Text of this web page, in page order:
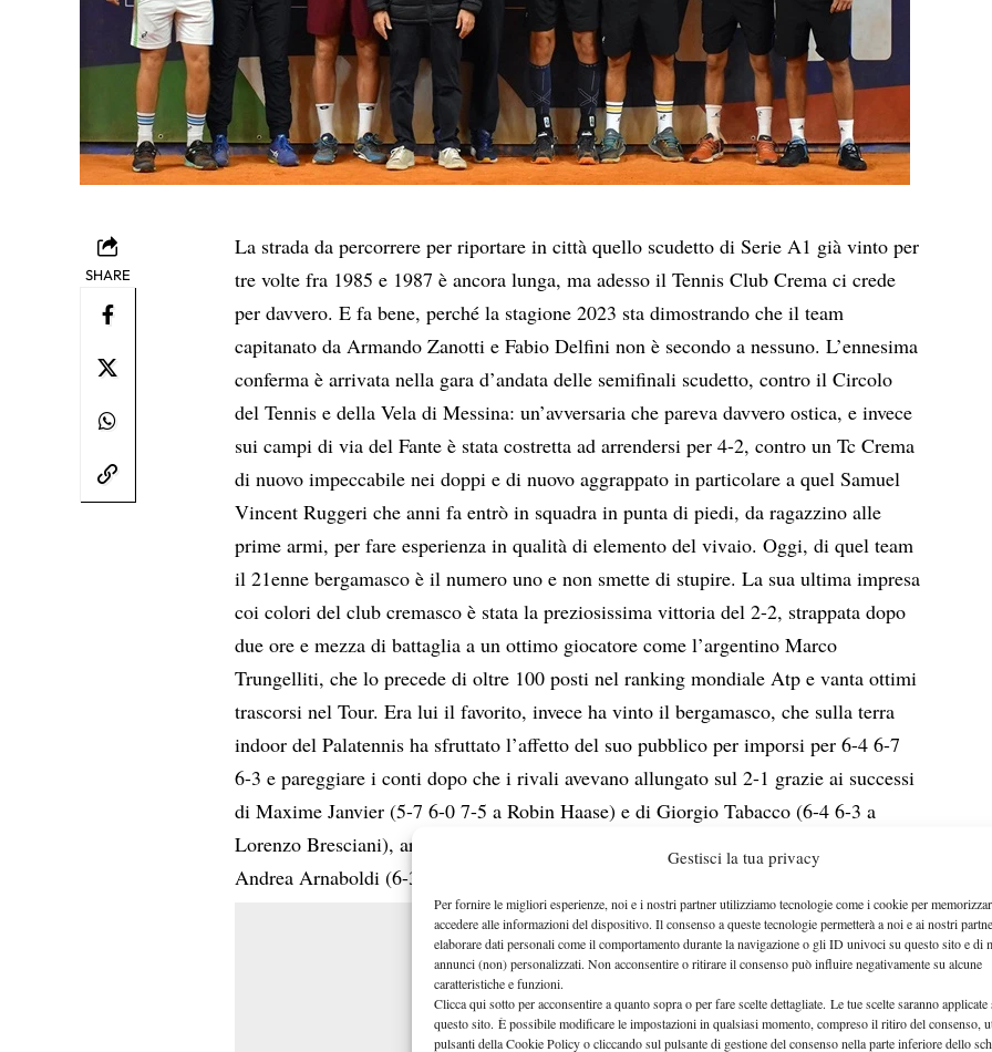
Gestisci la tua privacy
Per fornire le migliori esperienze, noi e i nostri partner utilizziamo tecnologie come i cookie per
accedere alle informazioni del dispositivo. Il consenso a queste tecnologie permetterà a noi e ai nostri
elaborare dati personali come il comportamento durante la navigazione o gli ID univoci su questo sito e di
annunci (non) personalizzati. Non acconsentire o ritirare il consenso può influire negativamente su alcune
caratteristiche e funzioni.
Clicca qui sotto per acconsentire a quanto sopra o per fare scelte dettagliate. Le tue scelte saranno applicate
questo sito. È possibile modificare le impostazioni in qualsiasi momento, compreso il ritiro del consenso,
pulsanti della Cookie Policy o cliccando sul pulsante di gestione del consenso nella parte inferiore dello
SHARE
La strada da percorrere per riportare in città quello scudetto di Serie A1 già vinto per
tre volte fra 1985 e 1987 è ancora lunga, ma adesso il Tennis Club Crema ci crede
per davvero. E fa bene, perché la stagione 2023 sta dimostrando che il team
capitanato da Armando Zanotti e Fabio Delfini non è secondo a nessuno. L’ennesima
conferma è arrivata nella gara d’andata delle semifinali scudetto, contro il Circolo
del Tennis e della Vela di Messina: un’avversaria che pareva davvero ostica, e invece
sui campi di via del Fante è stata costretta ad arrendersi per 4-2, contro un Tc Crema
di nuovo impeccabile nei doppi e di nuovo aggrappato in particolare a quel Samuel
Vincent Ruggeri che anni fa entrò in squadra in punta di piedi, da ragazzino alle
prime armi, per fare esperienza in qualità di elemento del vivaio. Oggi, di quel team
il 21enne bergamasco è il numero uno e non smette di stupire. La sua ultima impresa
coi colori del club cremasco è stata la preziosissima vittoria del 2-2, strappata dopo
due ore e mezza di battaglia a un ottimo giocatore come l’argentino Marco
Trungelliti, che lo precede di oltre 100 posti nel ranking mondiale Atp e vanta ottimi
trascorsi nel Tour. Era lui il favorito, invece ha vinto il bergamasco, che sulla terra
indoor del Palatennis ha sfruttato l’affetto del suo pubblico per imporsi per 6-4 6-7
6-3 e pareggiare i conti dopo che i rivali avevano allungato sul 2-1 grazie ai successi
di Maxime Janvier (5-7 6-0 7-5 a Robin Haase) e di Giorgio Tabacco (6-4 6-3 a
Lorenzo Bresciani), arrivati a ribaltare l’iniziale 1-0 per il Tc Crema firmato da
Andrea Arnaboldi (6-3 6-2 a Fausto Tabacco).